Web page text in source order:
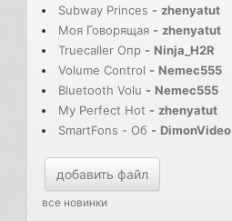
Subway Princes - zhenyatut
Моя Говорящая - zhenyatut
Truecaller Опр - Ninja_H2R
Volume Control - Nemec555
Bluetooth Volu - Nemec555
My Perfect Hot - zhenyatut
SmartFons - Об - DimonVideo
добавить файл
все новинки